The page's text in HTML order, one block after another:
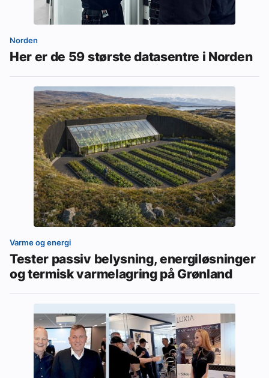
Norden
Her er de 59 største datasentre i Norden
Varme og energi
Tester passiv belysning, energiløsninger
og termisk varmelagring på Grønland